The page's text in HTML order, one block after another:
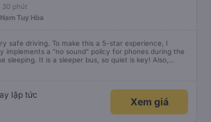
30 phút
Tuy Hòa
safe driving. To make this a 5-star experience, I
implements a "no sound" policy for phones during the
sleeping. It is a sleeper bus, so quiet is key! Also,
Fi password clearly inside the cabin for convenience. I
giữ im lặng (tắt âm thanh điện thoại) vào ban đêm
khách khác ngủ. Ngoài ra, nhà xe nên dán sẵn mật
hành khách dễ dàng sử dụng. Tôi vẫn sẽ tiếp tục ủng
lập tức
Xem giá